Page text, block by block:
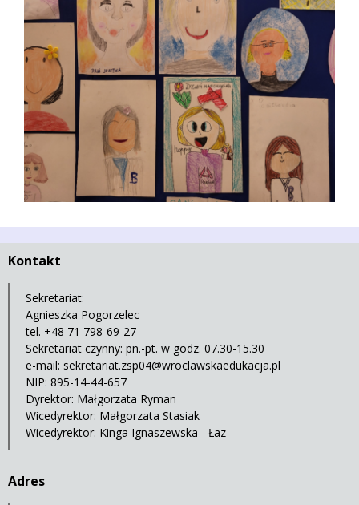
Kontakt
Sekretariat:
Agnieszka Pogorzelec
tel. +48 71 798-69-27
Sekretariat czynny: pn.-pt. w godz. 07.30-15.30
e-mail: sekretariat.zsp04@wroclawskaedukacja.pl
NIP: 895-14-44-657
Dyrektor: Małgorzata Ryman
Wicedyrektor: Małgorzata Stasiak
Wicedyrektor: Kinga Ignaszewska - Łaz
Adres